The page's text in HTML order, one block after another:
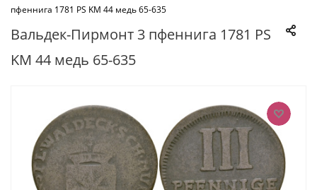
пфеннига 1781 PS KM 44 медь 65-635
Вальдек-Пирмонт 3 пфеннига 1781 PS
KM 44 медь 65-635